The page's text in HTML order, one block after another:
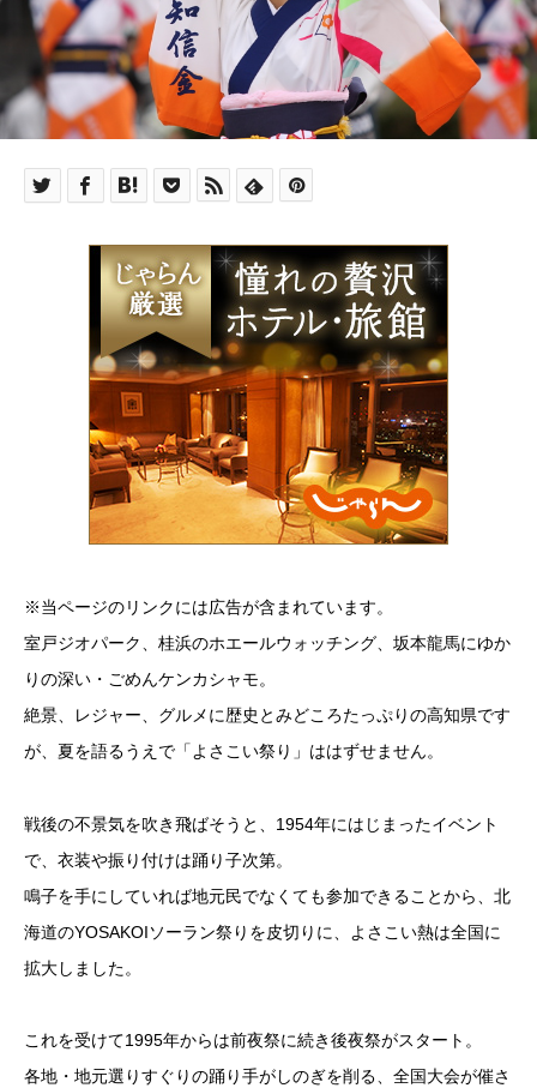
※当ページのリンクには広告が含まれています。
室戸ジオパーク、桂浜のホエールウォッチング、坂本龍馬にゆか
りの深い・ごめんケンカシャモ。
絶景、レジャー、グルメに歴史とみどころたっぷりの高知県です
が、夏を語るうえで「よさこい祭り」ははずせません。
戦後の不景気を吹き飛ばそうと、1954年にはじまったイベント
で、衣装や振り付けは踊り子次第。
鳴子を手にしていれば地元民でなくても参加できることから、北
海道のYOSAKOIソーラン祭りを皮切りに、よさこい熱は全国に
拡大しました。
これを受けて1995年からは前夜祭に続き後夜祭がスタート。
各地・地元選りすぐりの踊り手がしのぎを削る、全国大会が催さ